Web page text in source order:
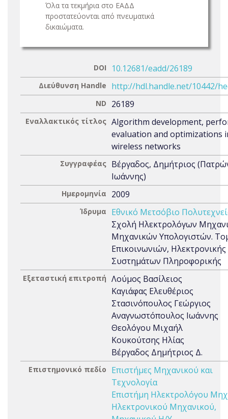
Όλα τα τεκμήρια στο ΕΑΔΔ
προστατεύονται από πνευματικά
δικαιώματα.
DOI 10.12681/eadd/26189
Διεύθυνση Handle http://hdl.handle.net/10442/
ND 26189
Εναλλακτικός τίτλος Algorithm development,
evaluation and optimizations
wireless networks
Συγγραφέας Βέργαδος, Δημήτριος
Ιωάννης)
Ημερομηνία 2009
Ίδρυμα
Εθνικό Μετσόβιο
Σχολή Ηλεκτρολόγων
Μηχανικών Υπολογιστών.
Επικοινωνιών, Ηλεκτρονικής
Συστημάτων Πληροφορικής
Εξεταστική επιτροπή Λούμος Βασίλειος
Καγιάφας Ελευθέριος
Στασινόπουλος Γεώργιος
Αναγνωστόπουλος Ιωάννης
Θεολόγου Μιχαήλ
Κουκούτσης Ηλίας
Βέργαδος Δημήτριος Δ.
Επιστημονικό πεδίο
Επιστήμες Μηχανικού και
Τεχνολογία
Επιστήμη Ηλεκτρολόγου
Ηλεκτρονικού Μηχανικού,